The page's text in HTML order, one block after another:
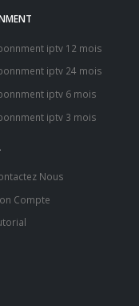
iptv 12 mois
iptv 24 mois
iptv 6 mois
iptv 3 mois
Nous
Compte